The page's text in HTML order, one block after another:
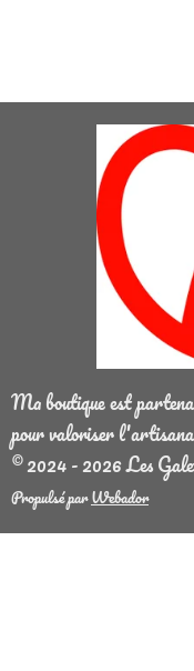
Ma boutique est
pour valoriser
© 2024 - 2026 Les
Propulsé parWebador